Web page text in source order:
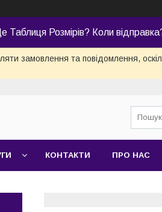
Таблиця Розмірів? Коли
замовлення та повідомлення,
КОНТАКТИ ПРО НАС